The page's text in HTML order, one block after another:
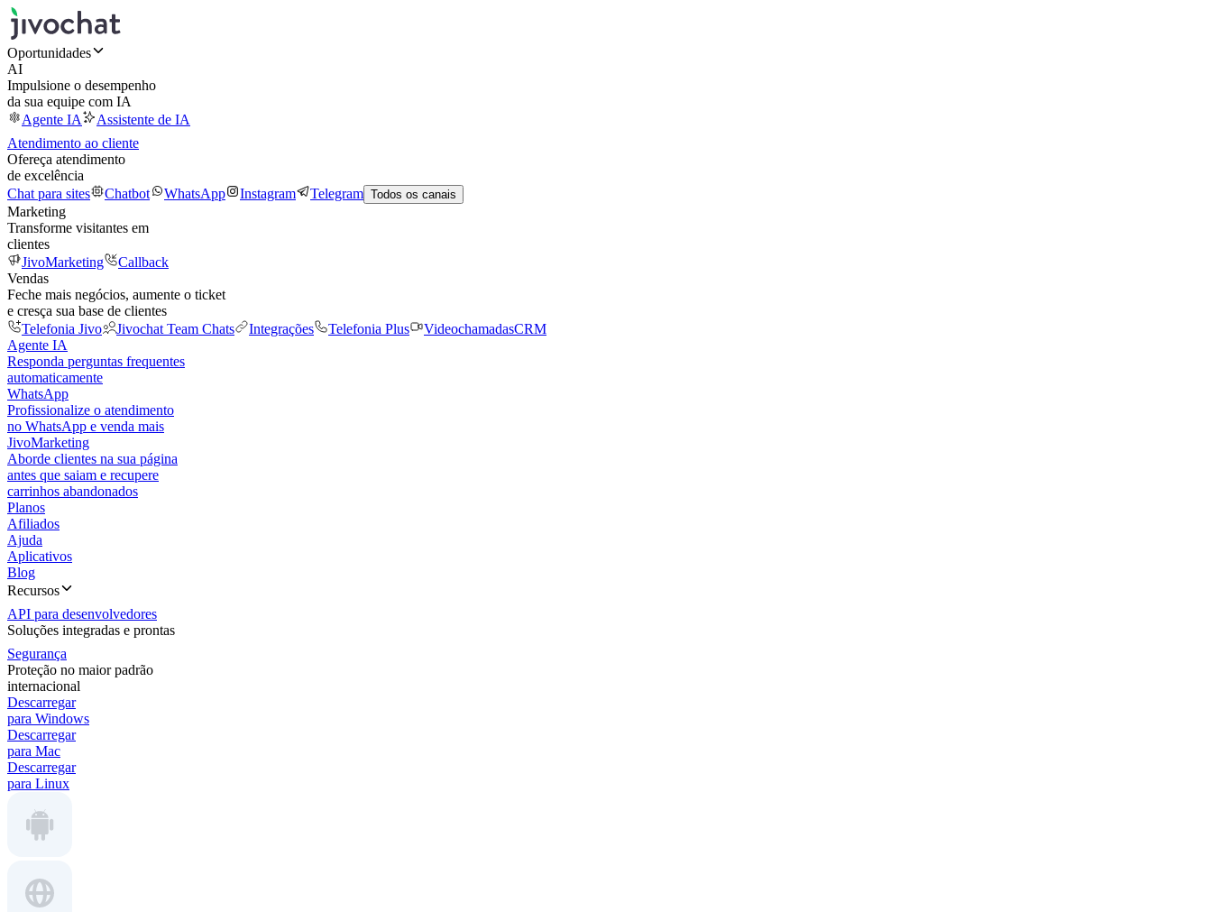
Oportunidades
AI
Impulsione o desempenho
da sua equipe com IA
Agente IA
Assistente de IA
Atendimento ao cliente
Ofereça atendimento
de excelência
Chat para sites
Chatbot WhatsApp Instagram Telegram Todos os canais
Marketing
Transforme visitantes em
clientes
JivoMarketing
Callback
Vendas
Feche mais negócios, aumente o ticket
e cresça sua base de clientes
Telefonia Jivo
Jivochat Team Chats Integrações Telefonia Plus VideochamadasCRM
Agente IA
Responda perguntas frequentes
automaticamente
WhatsApp
Profissionalize o atendimento
no WhatsApp e venda mais
JivoMarketing
Aborde clientes na sua página
antes que saiam e recupere
carrinhos abandonados
Planos
Afiliados
Ajuda
Aplicativos
Blog
Recursos
API para desenvolvedores
Soluções integradas e prontas
Segurança
Proteção no maior padrão
internacional
Descarregar
para Windows
Descarregar
para Mac
Descarregar
para Linux